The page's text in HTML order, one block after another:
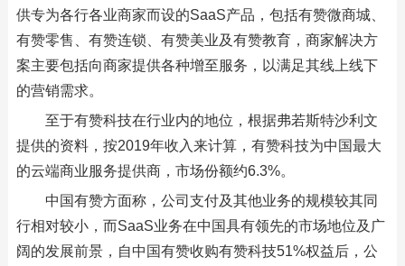
供专为各行各业商家而设的SaaS产品，包括有赞微商城、
有赞零售、有赞连锁、有赞美业及有赞教育，商家解决方
案主要包括向商家提供各种增至服务，以满足其线上线下
的营销需求。
至于有赞科技在行业内的地位，根据弗若斯特沙利文
提供的资料，按2019年收入来计算，有赞科技为中国最大
的云端商业服务提供商，市场份额约6.3%。
中国有赞方面称，公司支付及其他业务的规模较其同
行相对较小，而SaaS业务在中国具有领先的市场地位及广
阔的发展前景，自中国有赞收购有赞科技51%权益后，公